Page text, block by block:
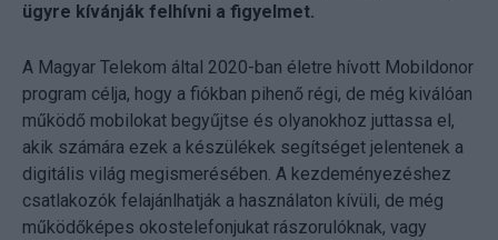
ügyre kívánják felhívni a figyelmet.
A Magyar Telekom által 2020-ban életre hívott Mobildonor
program célja, hogy a fiókban pihenő régi, de még kiválóan
működő mobilokat begyűjtse és olyanokhoz juttassa el,
akik számára ezek a készülékek segítséget jelentenek a
digitális világ megismerésében. A kezdeményezéshez
csatlakozók felajánlhatják a használaton kívüli, de még
működőképes okostelefonjukat rászorulóknak, vagy